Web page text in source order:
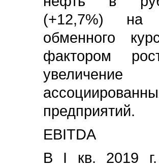
(+12,7%) на
обменного
фактором
предприятий.
EBITDA
В I кв. 2019 г.